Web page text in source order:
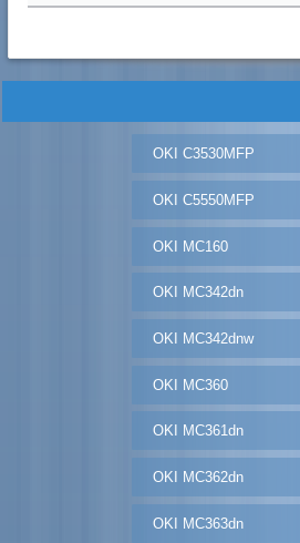
OKI C3530MFP
OKI C5550MFP
OKI MC160
OKI MC342dn
OKI MC342dnw
OKI MC360
OKI MC361dn
OKI MC362dn
OKI MC363dn